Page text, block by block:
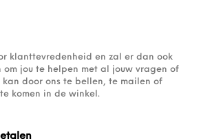
klanttevredenheid en zal er dan ook
om jou te helpen met al jouw vragen of
kan door ons te bellen, te mailen of
komen in de winkel.